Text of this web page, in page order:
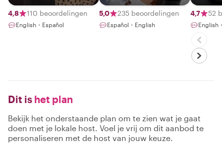
4,8 110 beoordelingen
English・Español
5,0 235 beoordelingen
Español・English
4,7 52
English
Dit is het plan
Bekijk het onderstaande plan om te zien wat je gaat
doen met je lokale host. Voel je vrij om dit aanbod te
personaliseren met de host van jouw keuze.